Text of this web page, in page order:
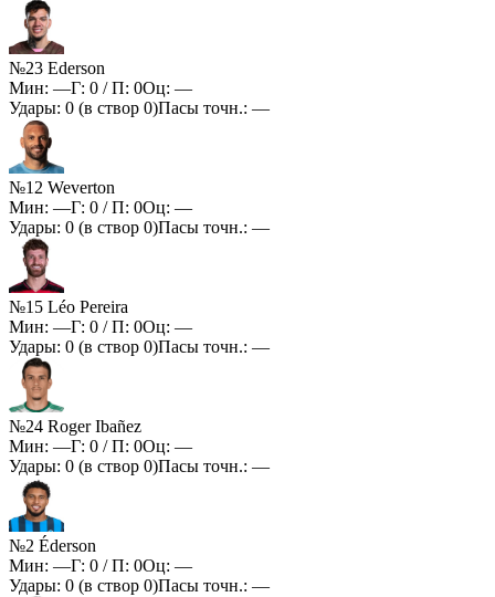
№23 Ederson
Мин: —Г: 0 / П: 0Оц: —
Удары: 0 (в створ 0)Пасы точн.: —
№12 Weverton
Мин: —Г: 0 / П: 0Оц: —
Удары: 0 (в створ 0)Пасы точн.: —
№15 Léo Pereira
Мин: —Г: 0 / П: 0Оц: —
Удары: 0 (в створ 0)Пасы точн.: —
№24 Roger Ibañez
Мин: —Г: 0 / П: 0Оц: —
Удары: 0 (в створ 0)Пасы точн.: —
№2 Éderson
Мин: —Г: 0 / П: 0Оц: —
Удары: 0 (в створ 0)Пасы точн.: —